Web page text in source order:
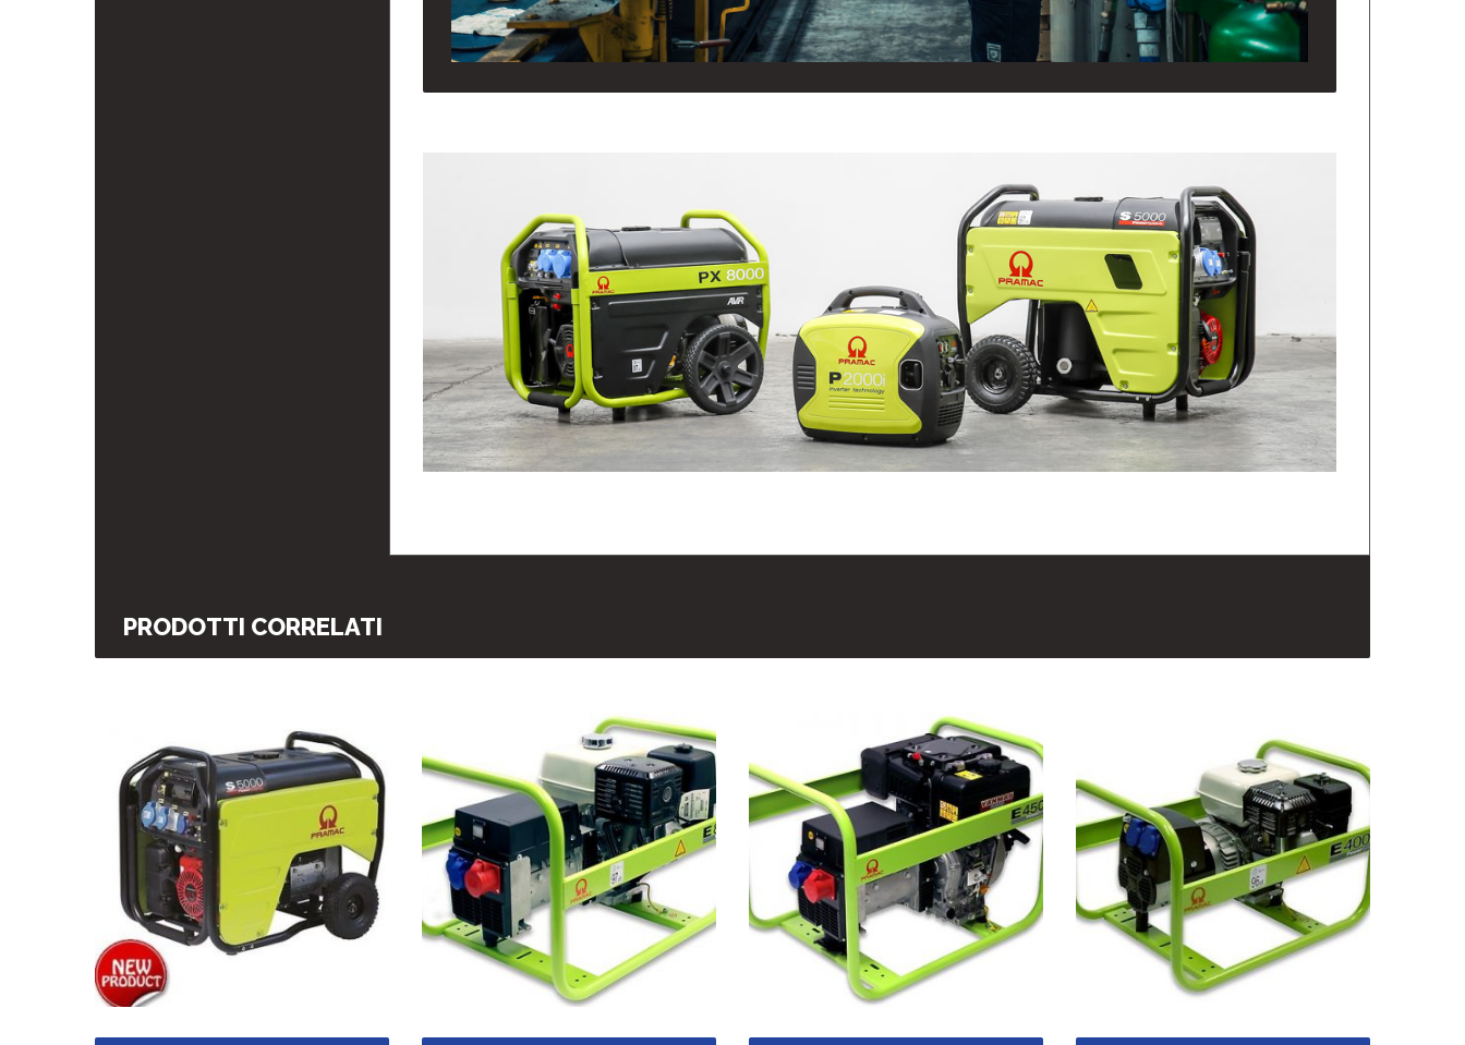
PRODOTTI CORRELATI